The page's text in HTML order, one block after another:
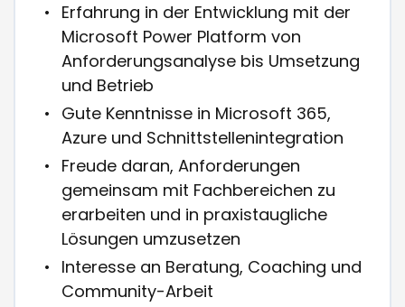
Erfahrung in der Entwicklung mit der
Microsoft Power Platform von
Anforderungsanalyse bis Umsetzung
und Betrieb
Gute Kenntnisse in Microsoft 365,
Azure und Schnittstellenintegration
Freude daran, Anforderungen
gemeinsam mit Fachbereichen zu
erarbeiten und in praxistaugliche
Lösungen umzusetzen
Interesse an Beratung, Coaching und
Community-Arbeit